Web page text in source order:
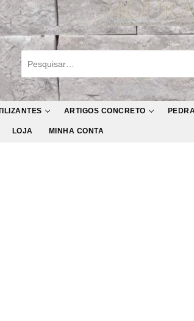
Pesquisar
por:
ARTIGOS CONCRETO
LOJA MINHA CONTA